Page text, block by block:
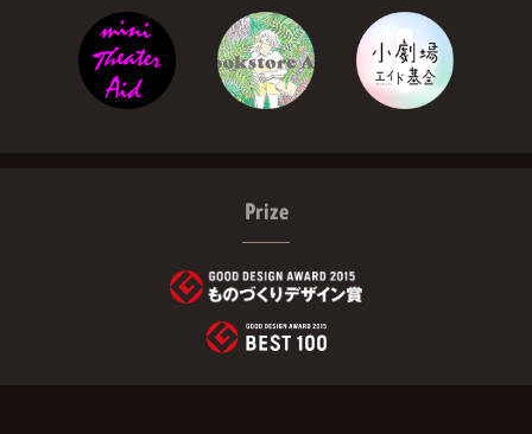
Prize